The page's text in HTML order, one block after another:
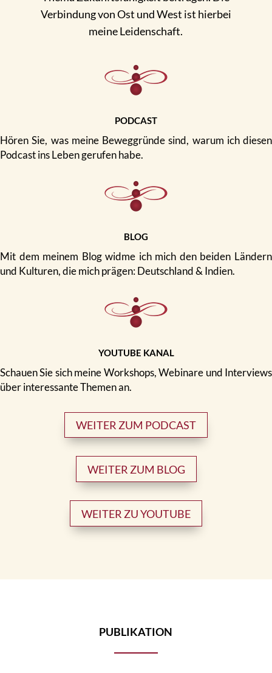
Verbindung von Ost und West ist hierbei
meine Leidenschaft.
PODCAST
Hören Sie, was meine Beweggründe sind, warum ich diesen
Podcast ins Leben gerufen habe.
BLOG
Mit dem meinem Blog widme ich mich den beiden Ländern
und Kulturen, die mich prägen: Deutschland & Indien.
YOUTUBE KANAL
Schauen Sie sich meine Workshops, Webinare und Interviews
über interessante Themen an.
WEITER ZUM PODCAST
WEITER ZUM BLOG
WEITER ZU YOUTUBE
PUBLIKATION